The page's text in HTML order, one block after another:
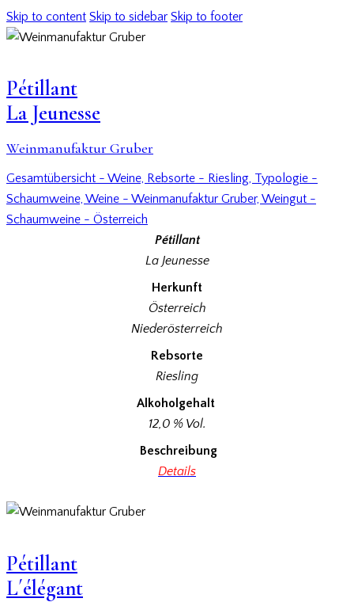
Skip to content Skip to sidebar Skip to footer
Pétillant
La Jeunesse
Weinmanufaktur Gruber
Gesamtübersicht - Weine, Rebsorte - Riesling, Typologie -
Schaumweine, Weine - Weinmanufaktur Gruber, Weingut -
Schaumweine - Österreich
Pétillant
La Jeunesse
Herkunft
Österreich
Niederösterreich
Rebsorte
Riesling
Alkoholgehalt
12,0 % Vol.
Beschreibung
Details
Pétillant
L´élégant